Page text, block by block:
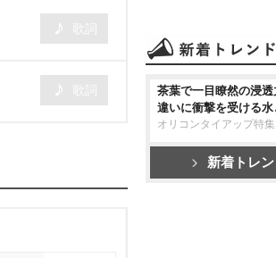
茶葉で一目瞭然の浸
違いに衝撃を受ける水
オリコンタイアップ特集
新着トレ